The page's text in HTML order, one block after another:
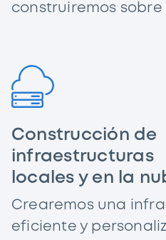
construiremos sobre
Construcción de
infraestructuras
locales y en la
Crearemos una
eficiente y